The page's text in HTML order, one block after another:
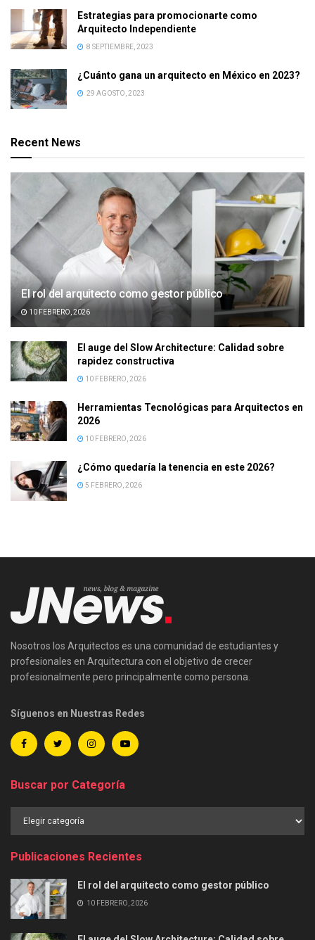
Estrategias para promocionarte como
Arquitecto Independiente
8 SEPTIEMBRE, 2023
¿Cuánto gana un arquitecto en México en 2023?
29 AGOSTO, 2023
Recent News
El rol del arquitecto como gestor público
10 FEBRERO, 2026
El auge del Slow Architecture: Calidad sobre
rapidez constructiva
10 FEBRERO, 2026
Herramientas Tecnológicas para Arquitectos en
2026
10 FEBRERO, 2026
¿Cómo quedaría la tenencia en este 2026?
5 FEBRERO, 2026
Nosotros los Arquitectos es una comunidad de estudiantes y
profesionales en Arquitectura con el objetivo de crecer
profesionalmente pero principalmente como persona.
Síguenos en Nuestras Redes
Buscar por Categoría
Publicaciones Recientes
El rol del arquitecto como gestor público
10 FEBRERO, 2026